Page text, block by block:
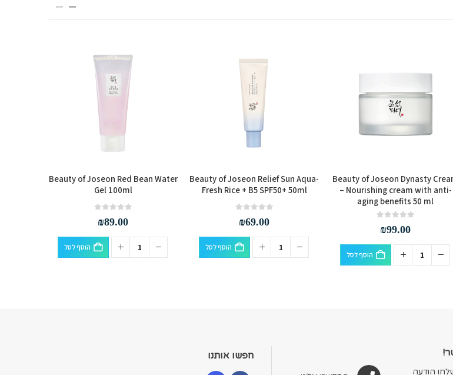
Beauty of Joseon Dynasty
– Nourishing cream with anti-
aging benefits 50 ml
₪99.00
הוסף לסל
Beauty of Joseon Relief Sun Aqua-
Fresh Rice + B5 SPF50+ 50ml
₪69.00
הוסף לסל
Beauty of Joseon Red Bean Water
Gel 100ml
₪89.00
הוסף לסל
הודעה
חפשו אותנו